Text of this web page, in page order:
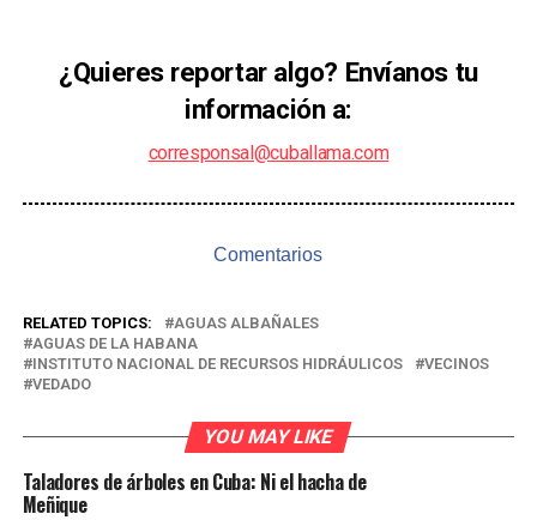
¿Quieres reportar algo? Envíanos tu
información a:
corresponsal@cuballama.com
Comentarios
RELATED TOPICS:
AGUAS ALBAÑALES
AGUAS DE LA HABANA
INSTITUTO NACIONAL DE RECURSOS HIDRÁULICOS
VECINOS
VEDADO
YOU MAY LIKE
Taladores de árboles en Cuba: Ni el hacha de
Meñique